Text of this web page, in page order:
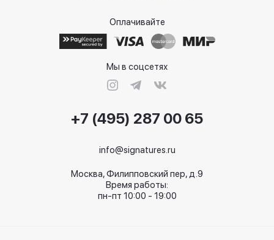
Оплачивайте
Мы в соцсетях
+7 (495) 287 00 65
info@signatures.ru
Москва, Филипповский пер, д.9
Время работы:
пн-пт 10:00 - 19:00